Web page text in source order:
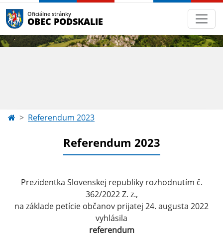
Oficiálne stránky
OBEC PODSKALIE
Referendum 2023
Referendum 2023
Prezidentka Slovenskej republiky rozhodnutím č.
362/2022 Z. z.,
na základe petície občanov prijatej 24. augusta 2022
vyhlásila
referendum